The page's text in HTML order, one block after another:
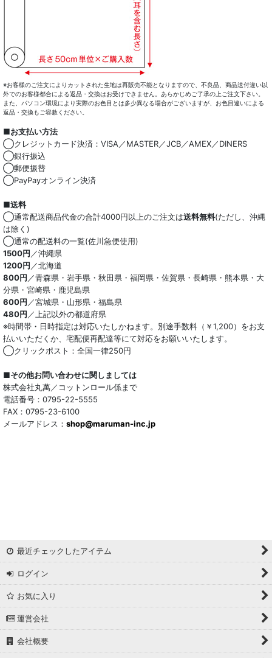
※お客様のご注文によりカットされた生地は再販売不能となりますので、不良品、商品送付違い以
外でのお客様都合による返品・交換はお受けできません。あらかじめご了承の上ご注文下さい。
また、パソコン環境により実際のお色目とは多少異なる場合がございますが、お色目違いによる
返品・交換もご容赦ください。
■お支払い方法
◯クレジットカード決済：VISA／MASTER／JCB／AMEX／DINERS
◯銀行振込
◯郵便振替
◯PayPayオンライン決済
■送料
◯通常配送商品代金の合計4000円以上のご注文は送料無料(ただし、沖縄
は除く)
◯通常の配送料の一覧(佐川急便使用)
1500円 ／沖縄県
1200円 ／北海道
800円 ／青森県・岩手県・秋田県・福岡県・佐賀県・長崎県・熊本県・大
分県・宮崎県・鹿児島県
600円 ／宮城県・山形県・福島県
480円 ／上記以外の都道府県
※時間帯・日時指定は対応いたしかねます。別途手数料（￥1,200）をお支
払いいただくか、宅配便再配達等にて対応をお願いいたします。
◯クリックポスト：全国一律250円
■その他お問い合わせに関しましては
株式会社丸萬／コットンロール係まで
電話番号：0795-22-5555
FAX：0795-23-6100
メールアドレス： shop@maruman-inc.jp
最近チェックしたアイテム
ログイン
お気に入り
運営会社
会社概要